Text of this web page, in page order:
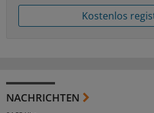
Kostenlos
NACHRICHTEN